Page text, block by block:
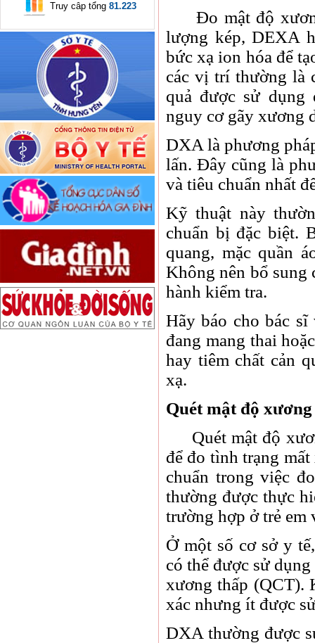
Truy câp tổng 81.223
Đo mật độ
lượng kép, DEXA
bức xạ ion hóa để
các vị trí thường là
quả được sử dụng
nguy cơ gãy xương
DXA là phương
lấn. Đây cũng là
và tiêu chuẩn nhất
Kỹ thuật này
chuẩn bị đặc biệt.
quang, mặc quần
Không nên bổ
hành kiểm tra.
Hãy báo cho bác
đang mang thai
hay tiêm chất cản
xạ.
Quét mật độ
Quét mật độ
để đo tình trạng
chuẩn trong việc
thường được thực
trường hợp ở trẻ em
Ở một số cơ sở y
có thể được sử
xương thấp (QCT).
xác nhưng ít được
DXA thường được